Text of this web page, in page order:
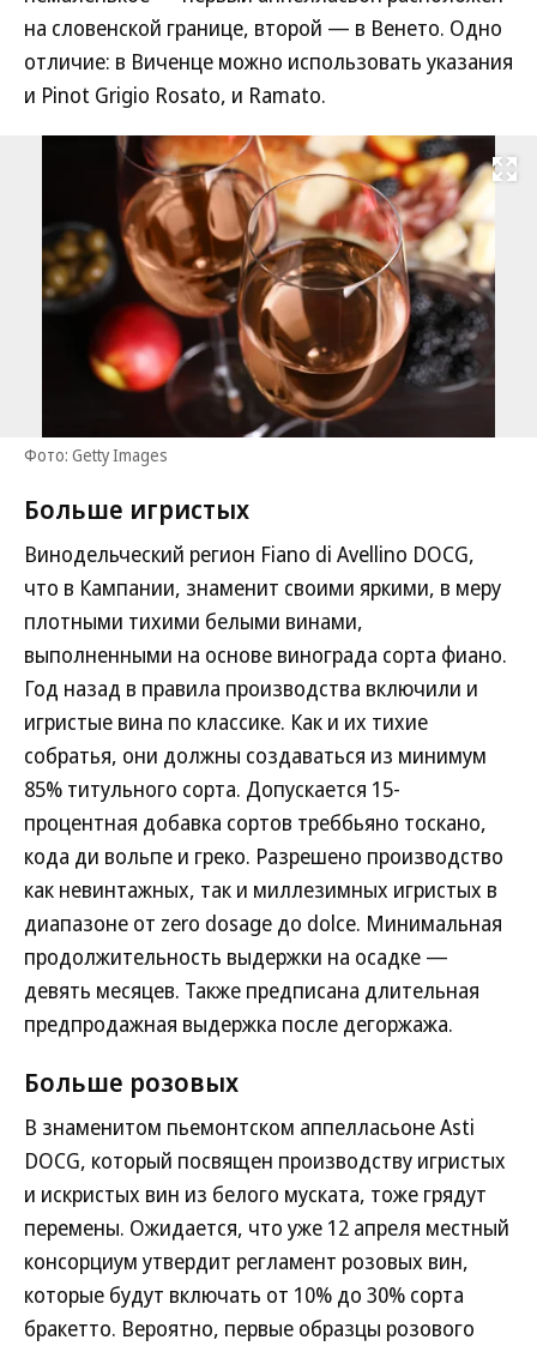
на словенской границе, второй — в Венето. Одно
отличие: в Виченце можно использовать указания
и Pinot Grigio Rosato, и Ramato.
Развернуть
Фото: Getty Images
Больше игристых
Винодельческий регион Fiano di Avellino DOCG,
что в Кампании, знаменит своими яркими, в меру
плотными тихими белыми винами,
выполненными на основе винограда сорта фиано.
Год назад в правила производства включили и
игристые вина по классике. Как и их тихие
собратья, они должны создаваться из минимум
85% титульного сорта. Допускается 15-
процентная добавка сортов треббьяно тоскано,
кода ди вольпе и греко. Разрешено производство
как невинтажных, так и миллезимных игристых в
диапазоне от zero dosage до dolce. Минимальная
продолжительность выдержки на осадке —
девять месяцев. Также предписана длительная
предпродажная выдержка после дегоржажа.
Больше розовых
В знаменитом пьемонтском аппелласьоне Asti
DOCG, который посвящен производству игристых
и искристых вин из белого муската, тоже грядут
перемены. Ожидается, что уже 12 апреля местный
консорциум утвердит регламент розовых вин,
которые будут включать от 10% до 30% сорта
бракетто. Вероятно, первые образцы розового